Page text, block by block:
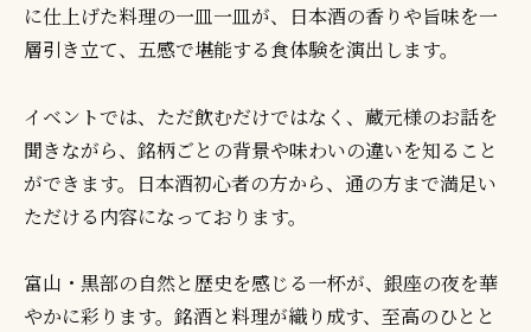
に仕上げた料理の一皿一皿が、日本酒の香りや旨味を一
層引き立て、五感で堪能する食体験を演出します。
イベントでは、ただ飲むだけではなく、蔵元様のお話を
聞きながら、銘柄ごとの背景や味わいの違いを知ること
ができます。日本酒初心者の方から、通の方まで満足い
ただける内容になっております。
富山・黒部の自然と歴史を感じる一杯が、銀座の夜を華
やかに彩ります。銘酒と料理が織り成す、至高のひとと